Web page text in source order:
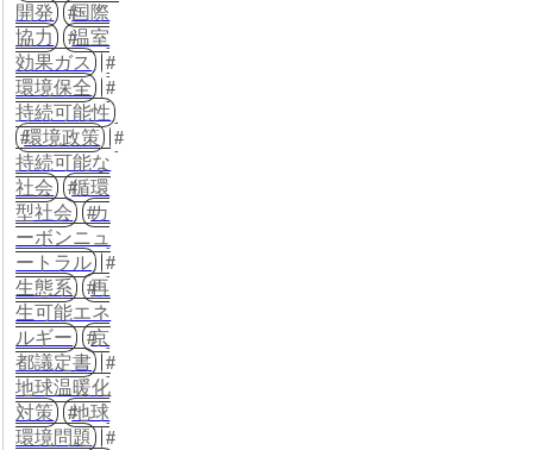
開発
国際
協力
温室
効果ガス
環境保全
持続可能性
環境政策
持続可能な
社会
循環
型社会
カ
ーボンニュ
ートラル
生態系
再
生可能エネ
ルギー
京
都議定書
地球温暖化
対策
地球
環境問題